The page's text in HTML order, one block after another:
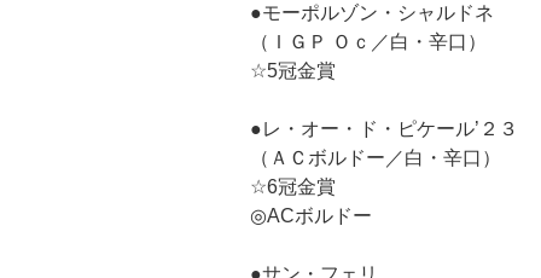
●モーポルゾン・シャルドネ
（ＩＧＰ Ｏｃ／白・辛口）
☆5冠金賞
●レ・オー・ド・ピケール’２３
（ＡＣボルドー／白・辛口）
☆6冠金賞
◎ACボルドー
●サン・フェリ